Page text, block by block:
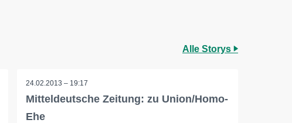
Alle Storys
24.02.2013 – 19:17
Mitteldeutsche Zeitung: zu Union/Homo-
Ehe